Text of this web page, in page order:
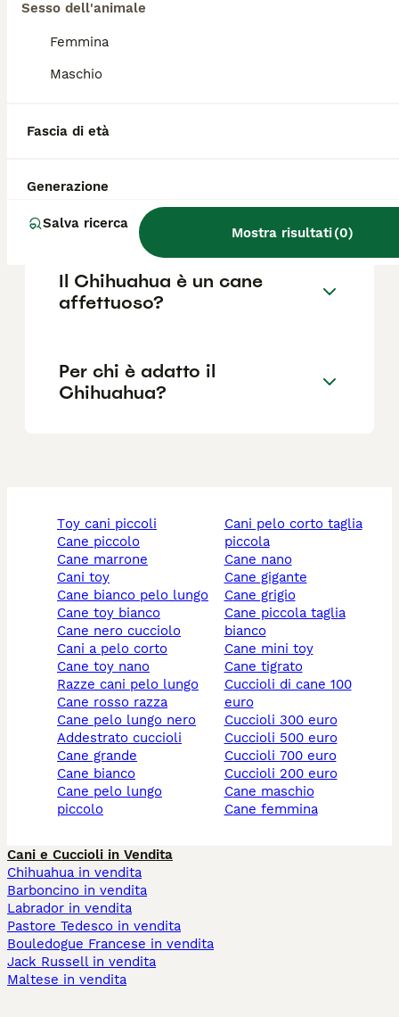
Sesso dell'animale
Femmina
Maschio
Fascia di età
Generazione
Salva ricerca
Mostra risultati(0)
razza pura in Italia è di circa 689€ ,anche se
come il pedigree, la reputazione
Quali sono i difetti del
Chihuahua?
Il Chihuahua è aggressivo?
Il Chihuahua è un cane
affettuoso?
Per chi è adatto il
Chihuahua?
toy cani piccoli
cane piccolo
cane marrone
cani toy
cane bianco pelo lungo
cane toy bianco
cane nero cucciolo
cani a pelo corto
cane toy nano
razze cani pelo lungo
cane rosso razza
cane pelo lungo nero
addestrato cuccioli
cane grande
cane bianco
cane pelo lungo
piccolo
cani pelo corto taglia
piccola
cane nano
cane gigante
cane grigio
cane piccola taglia
bianco
cane mini toy
cane tigrato
cuccioli di cane 100
euro
cuccioli 300 euro
cuccioli 500 euro
cuccioli 700 euro
cuccioli 200 euro
cane maschio
cane femmina
Cani e Cuccioli in Vendita
Chihuahua in vendita
Barboncino in vendita
Labrador in vendita
Pastore Tedesco in vendita
Bouledogue Francese in vendita
Jack Russell in vendita
Maltese in vendita